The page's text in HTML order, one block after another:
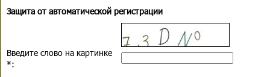
Защита от автоматической регистрации
Введите слово на картинке
*: